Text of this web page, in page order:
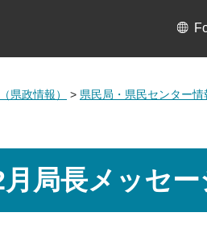
県政情報） > 県民局・県民センター情
月局長メッセ